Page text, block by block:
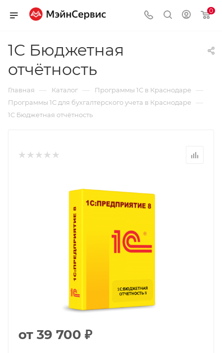
0
1С Бюджетная
отчётность
Главная — Каталог — Программы 1С в Краснодаре —
Программы 1С для бухгалтерского учета в Краснодаре —
1С Бюджетная отчётность
от 39 700 ₽